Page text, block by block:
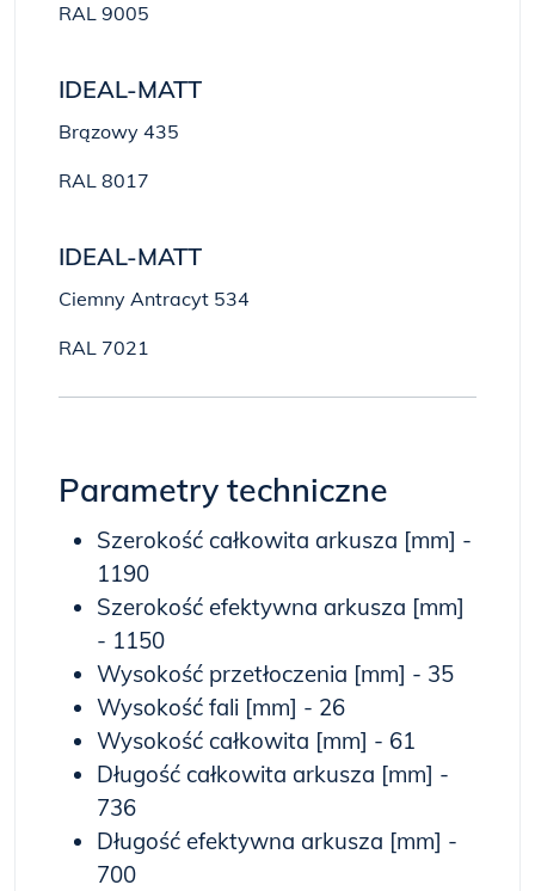
RAL 9005
IDEAL-MATT
Brązowy 435
RAL 8017
IDEAL-MATT
Ciemny Antracyt 534
RAL 7021
Parametry techniczne
Szerokość całkowita arkusza [mm] -
1190
Szerokość efektywna arkusza [mm]
- 1150
Wysokość przetłoczenia [mm] - 35
Wysokość fali [mm] - 26
Wysokość całkowita [mm] - 61
Długość całkowita arkusza [mm] -
736
Długość efektywna arkusza [mm] -
700